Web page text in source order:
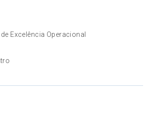
Excelência Operacional